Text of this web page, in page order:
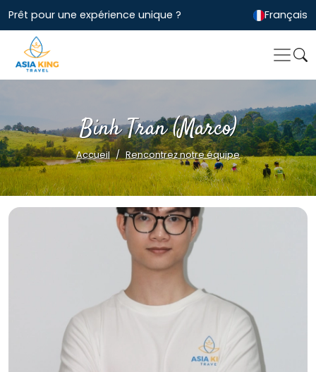
Prêt pour une expérience unique ? Français
Binh Tran (Marco)
Accueil Rencontrez notre équipe